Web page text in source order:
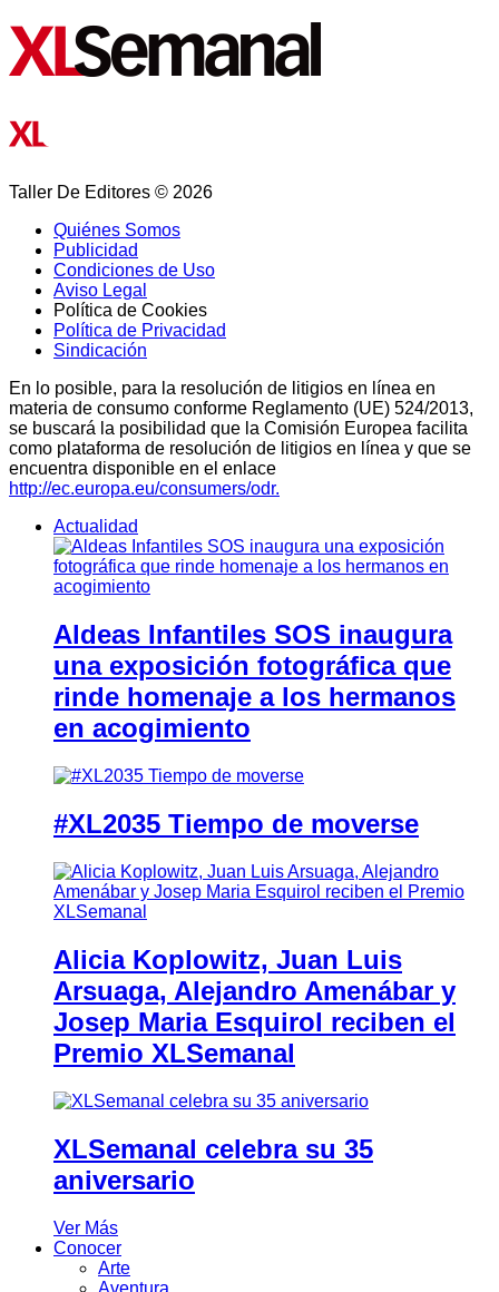
Taller De Editores © 2026
Quiénes Somos
Publicidad
Condiciones de Uso
Aviso Legal
Política de Cookies
Política de Privacidad
Sindicación
En lo posible, para la resolución de litigios en línea en
materia de consumo conforme Reglamento (UE) 524/2013,
se buscará la posibilidad que la Comisión Europea facilita
como plataforma de resolución de litigios en línea y que se
encuentra disponible en el enlace
http://ec.europa.eu/consumers/odr.
Actualidad
Aldeas Infantiles SOS inaugura
una exposición fotográfica que
rinde homenaje a los hermanos
en acogimiento
#XL2035 Tiempo de moverse
Alicia Koplowitz, Juan Luis
Arsuaga, Alejandro Amenábar y
Josep Maria Esquirol reciben el
Premio XLSemanal
XLSemanal celebra su 35
aniversario
Ver Más
Conocer
Arte
Aventura